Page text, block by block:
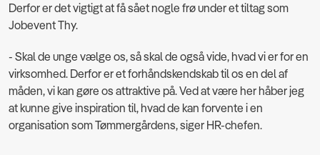
Derfor er det vigtigt at få sået nogle frø under et tiltag som
Jobevent Thy.
- Skal de unge vælge os, så skal de også vide, hvad vi er for en
virksomhed. Derfor er et forhåndskendskab til os en del af
måden, vi kan gøre os attraktive på. Ved at være her håber jeg
at kunne give inspiration til, hvad de kan forvente i en
organisation som Tømmergårdens, siger HR-chefen.